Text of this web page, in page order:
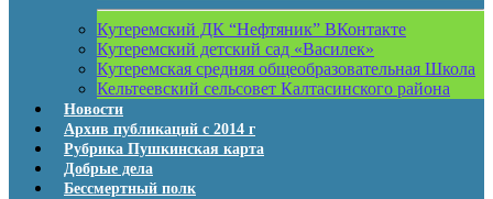
Кутеремский ДК “Нефтяник” ВКонтакте
Кутеремский детский сад «Василек»
Кутеремская средняя общеобразовательная Школа
Кельтеевский сельсовет Калтасинского района
Новости
Архив публикаций с 2014 г
Рубрика Пушкинская карта
Добрые дела
Бессмертный полк